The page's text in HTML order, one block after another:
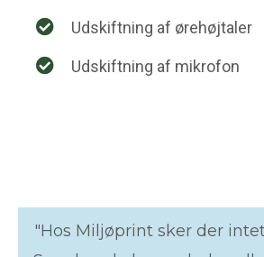
Udskiftning af ørehøjtaler
Udskiftning af mikrofon
"Hos Miljøprint sker der